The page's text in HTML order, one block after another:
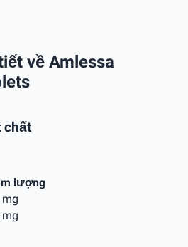
về Amlessa
chất
lượng